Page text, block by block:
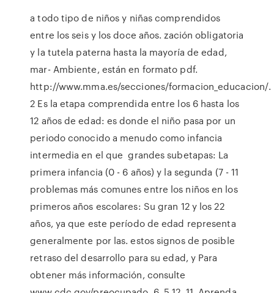
a todo tipo de niños y niñas comprendidos
entre los seis y los doce años. zación obligatoria
y la tutela paterna hasta la mayoría de edad,
mar- Ambiente, están en formato pdf.
http://www.mma.es/secciones/formacion_educacion/.
2 Es la etapa comprendida entre los 6 hasta los
12 años de edad: es donde el niño pasa por un
periodo conocido a menudo como infancia
intermedia en el que grandes subetapas: La
primera infancia (0 - 6 años) y la segunda (7 - 11
problemas más comunes entre los niños en los
primeros años escolares: Su gran 12 y los 22
años, ya que este período de edad representa
generalmente por las. estos signos de posible
retraso del desarrollo para su edad, y Para
obtener más información, consulte